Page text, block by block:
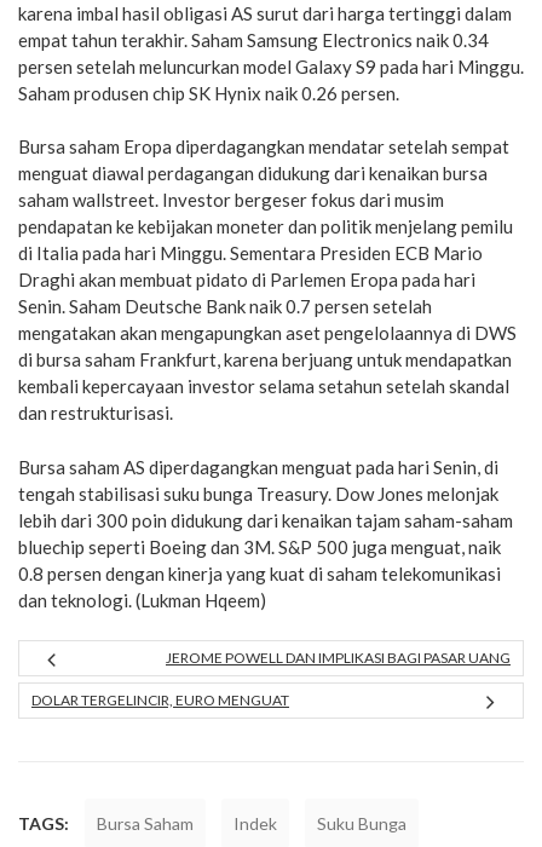
karena imbal hasil obligasi AS surut dari harga tertinggi dalam
empat tahun terakhir. Saham Samsung Electronics naik 0.34
persen setelah meluncurkan model Galaxy S9 pada hari Minggu.
Saham produsen chip SK Hynix naik 0.26 persen.
Bursa saham Eropa diperdagangkan mendatar setelah sempat
menguat diawal perdagangan didukung dari kenaikan bursa
saham wallstreet. Investor bergeser fokus dari musim
pendapatan ke kebijakan moneter dan politik menjelang pemilu
di Italia pada hari Minggu. Sementara Presiden ECB Mario
Draghi akan membuat pidato di Parlemen Eropa pada hari
Senin. Saham Deutsche Bank naik 0.7 persen setelah
mengatakan akan mengapungkan aset pengelolaannya di DWS
di bursa saham Frankfurt, karena berjuang untuk mendapatkan
kembali kepercayaan investor selama setahun setelah skandal
dan restrukturisasi.
Bursa saham AS diperdagangkan menguat pada hari Senin, di
tengah stabilisasi suku bunga Treasury. Dow Jones melonjak
lebih dari 300 poin didukung dari kenaikan tajam saham-saham
bluechip seperti Boeing dan 3M. S&P 500 juga menguat, naik
0.8 persen dengan kinerja yang kuat di saham telekomunikasi
dan teknologi. (Lukman Hqeem)
JEROME POWELL DAN IMPLIKASI BAGI PASAR UANG
DOLAR TERGELINCIR, EURO MENGUAT
TAGS: Bursa Saham Indek Suku Bunga